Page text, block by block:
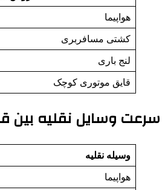
هواپیما
کشتی مسافربری
لنج باری
قایق موتوری کوچک
سرعت وسایل نقلیه بین
وسیله نقلیه
هواپیما